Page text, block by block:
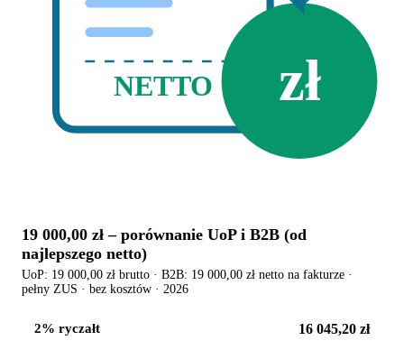
NETTO zł
19 000,00 zł – porównanie UoP i B2B (od
najlepszego netto)
UoP: 19 000,00 zł brutto · B2B: 19 000,00 zł netto na fakturze ·
pełny ZUS · bez kosztów · 2026
2% ryczałt 16 045,20 zł